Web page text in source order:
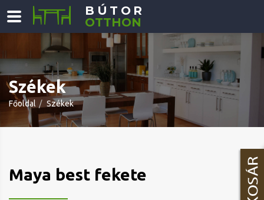
BÚTOR
OTTHON
Székek
Főoldal Székek
Maya best fekete